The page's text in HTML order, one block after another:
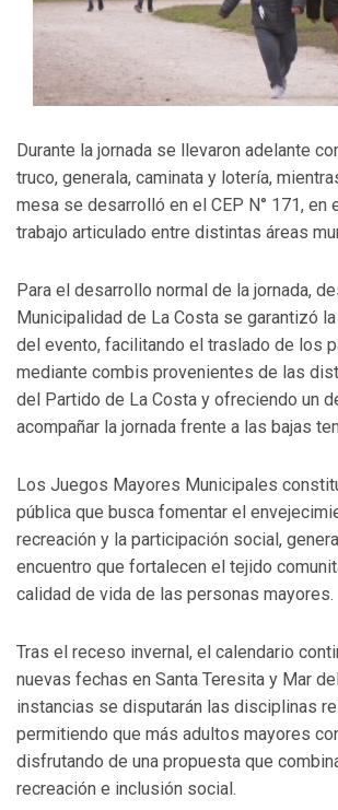
Durante la jornada se llevaron adelante
truco, generala, caminata y lotería,
mesa se desarrolló en el CEP N° 171, en
trabajo articulado entre distintas áreas
Para el desarrollo normal de la jornada,
Municipalidad de La Costa se garantizó
del evento, facilitando el traslado de los
mediante combis provenientes de las
del Partido de La Costa y ofreciendo un
acompañar la jornada frente a las bajas
Los Juegos Mayores Municipales
pública que busca fomentar el
recreación y la participación social,
encuentro que fortalecen el tejido
calidad de vida de las personas mayores.
Tras el receso invernal, el calendario
nuevas fechas en Santa Teresita y Mar
instancias se disputarán las disciplinas
permitiendo que más adultos mayores
disfrutando de una propuesta que
recreación e inclusión social.